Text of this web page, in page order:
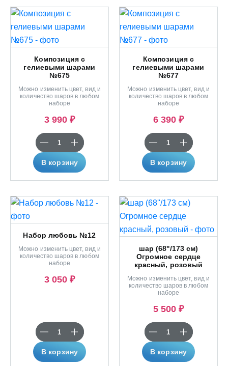
Композиция с
гелиевыми шарами
№675
Можно изменить цвет, вид и
количество шаров в любом
наборе
3 990 ₽
В корзину
Композиция с
гелиевыми шарами
№677
Можно изменить цвет, вид и
количество шаров в любом
наборе
6 390 ₽
В корзину
Набор любовь №12
Можно изменить цвет, вид и
количество шаров в любом
наборе
3 050 ₽
В корзину
шар (68''/173 см)
Огромное сердце
красный, розовый
Можно изменить цвет, вид и
количество шаров в любом
наборе
5 500 ₽
В корзину